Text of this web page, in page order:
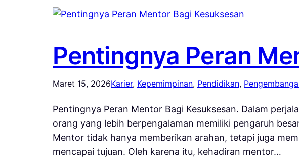
Pentingnya Peran
Maret 15, 2026Karier, Kepemimpinan, Pendidikan,
Pentingnya Peran Mentor Bagi Kesuksesan. Dalam
orang yang lebih berpengalaman memiliki pengaruh
Mentor tidak hanya memberikan arahan, tetapi juga
mencapai tujuan. Oleh karena itu, kehadiran mentor…